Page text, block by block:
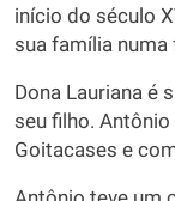
início do século
sua família numa
Dona Lauriana é
seu filho.
Goitacases e